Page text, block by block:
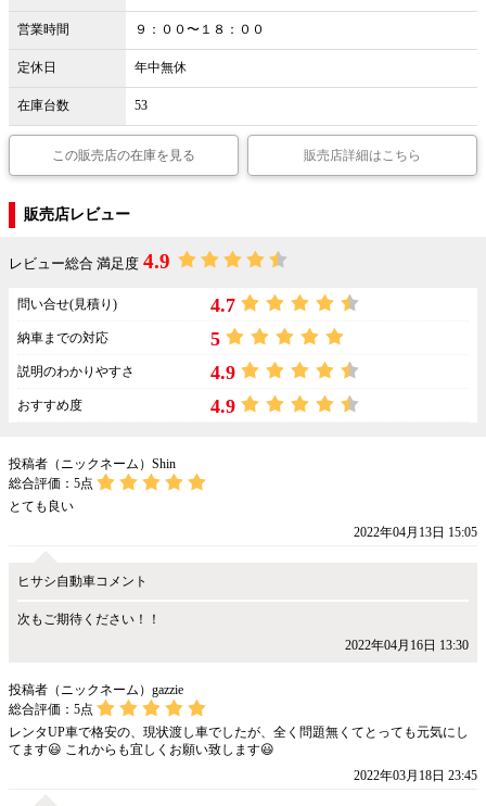
営業時間 ９：００〜１８：００
定休日 年中無休
在庫台数 53
この販売店の在庫を見る 販売店詳細はこちら
販売店レビュー
レビュー総合 満足度 4.9
問い合せ(見積り) 4.7
納車までの対応 5
説明のわかりやすさ 4.9
おすすめ度 4.9
投稿者（ニックネーム）Shin
総合評価： 5点
とても良い
2022年04月13日 15:05
ヒサシ自動車コメント
次もご期待ください！！
2022年04月16日 13:30
投稿者（ニックネーム）gazzie
総合評価： 5点
レンタUP車で格安の、現状渡し車でしたが、全く問題無くてとっても元気にし
てます😃 これからも宜しくお願い致します😃
2022年03月18日 23:45